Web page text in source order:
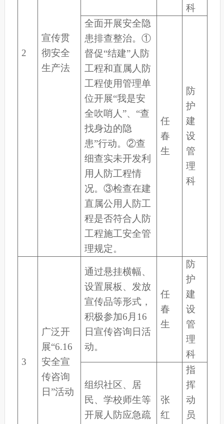
2
宣传贯
彻安全
生产法
科
全面开展安全隐
患排查整治。①
督促“结建”人防
工程和直属人防
工程使用管理单
位开展“我是安
全吹哨人”、“查
找身边的隐
患”行动。②查
细查实未开发利
用人防工程情
况。③检查在建
直属公用人防工
程是否符合人防
工程施工安全管
理规定。
任
春
生
防
护
建
设
管
理
科
3
广泛开
展“6.16
安全宣
传咨询
日”活动
通过悬挂横幅、
设置展板、发放
宣传品等形式，
积极参加6月16
日宣传咨询日活
动。
任
春
生
防
护
建
设
管
理
科
组织社区、居
民、学校师生等
开展人防应急疏
张
红
指
挥
动
员